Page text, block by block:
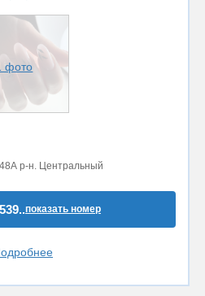
фото
р-н. Центральный
показать номер